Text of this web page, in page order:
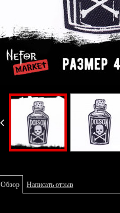
Обзор Написать отзыв